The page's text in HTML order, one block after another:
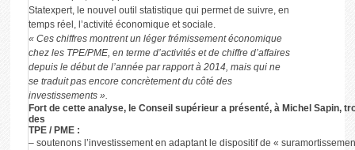
Statexpert, le nouvel outil statistique qui permet de suivre, en
temps réel, l’activité économique et sociale.
« Ces chiffres montrent un léger frémissement économique
chez les TPE/PME, en terme d’activités et de chiffre d’affaires
depuis le début de l’année par rapport à 2014, mais qui ne
se traduit pas encore concrètement du côté des
investissements ».
Fort de cette analyse, le Conseil supérieur a présenté, à Michel Sapin,
des
TPE / PME :
– soutenons l’investissement en adaptant le dispositif de «